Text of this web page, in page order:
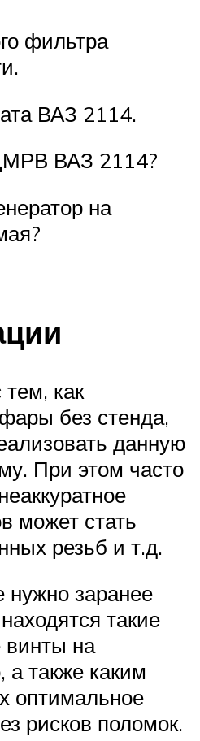
фильтра
ВАЗ 2114.
ВАЗ 2114?
на
как
без стенда,
данную
При этом часто
может стать
резьб и т.д.
нужно заранее
такие
винты на
а также каким
оптимальное
рисков поломок.